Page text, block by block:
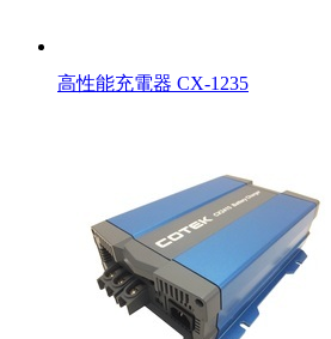
高性能充電器 CX-1235